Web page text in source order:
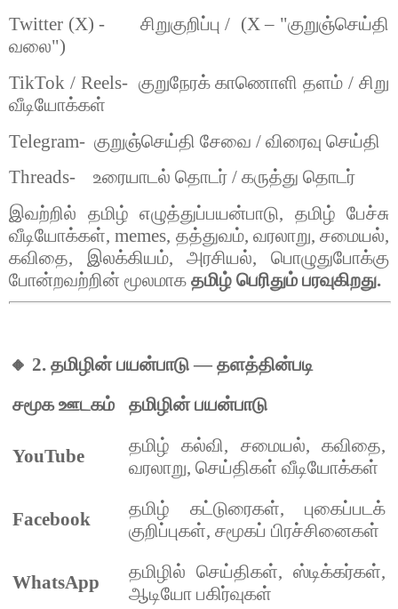
Twitter (X) - சிறுகுறிப்பு / (X – "குறுஞ்செய்தி
வலை")
TikTok / Reels- குறுநேரக் காணொளி தளம் / சிறு
வீடியோக்கள்
Telegram- குறுஞ்செய்தி சேவை / விரைவு செய்தி
Threads- உரையாடல் தொடர் / கருத்து தொடர்
இவற்றில் தமிழ் எழுத்துப்பயன்பாடு, தமிழ் பேச்சு
வீடியோக்கள், memes, தத்துவம், வரலாறு, சமையல்,
கவிதை, இலக்கியம்,அரசியல்,பொழுதுபோக்கு
போன்றவற்றின் மூலமாக தமிழ் பெரிதும் பரவுகிறது.
🔸 2. தமிழின் பயன்பாடு — தளத்தின்படி
சமூக ஊடகம் தமிழின் பயன்பாடு
YouTube தமிழ் கல்வி, சமையல்,கவிதை,
வரலாறு, செய்திகள் வீடியோக்கள்
Facebook தமிழ் கட்டுரைகள், புகைப்படக்
குறிப்புகள், சமூகப் பிரச்சினைகள்
WhatsApp தமிழில் செய்திகள், ஸ்டிக்கர்கள்,
ஆடியோ பகிர்வுகள்